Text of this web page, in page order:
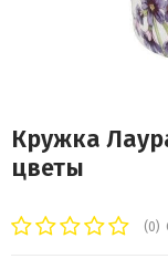
Кружка
цветы
(0)